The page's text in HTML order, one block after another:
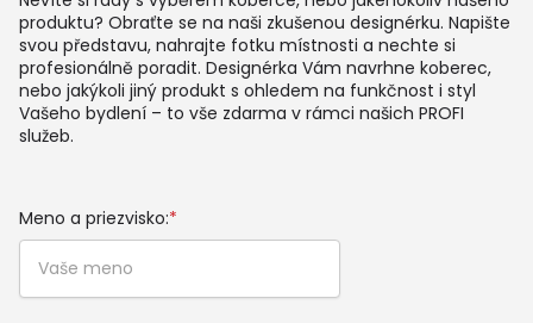
produktu? Obraťte se na naši zkušenou designérku. Napište
svou představu, nahrajte fotku místnosti a nechte si
profesionálně poradit. Designérka Vám navrhne koberec,
nebo jakýkoli jiný produkt s ohledem na funkčnost i styl
Vašeho bydlení – to vše zdarma v rámci našich PROFI
služeb.
Meno a priezvisko:*